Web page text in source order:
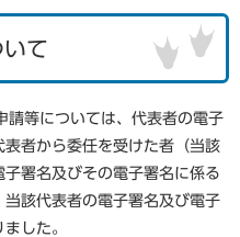
て
請等については、代表者の電子
者から委任を受けた者（当該
署名及びその電子署名に係る
該代表者の電子署名及び電子
した。